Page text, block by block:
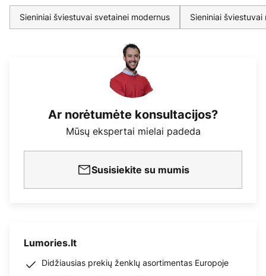
Sieniniai šviestuvai svetainei modernus Sieniniai šviestuvai
Ar norėtumėte konsultacijos?
Mūsų ekspertai mielai padeda
Susisiekite su mumis
Lumories.lt
Didžiausias prekių ženklų asortimentas Europoje